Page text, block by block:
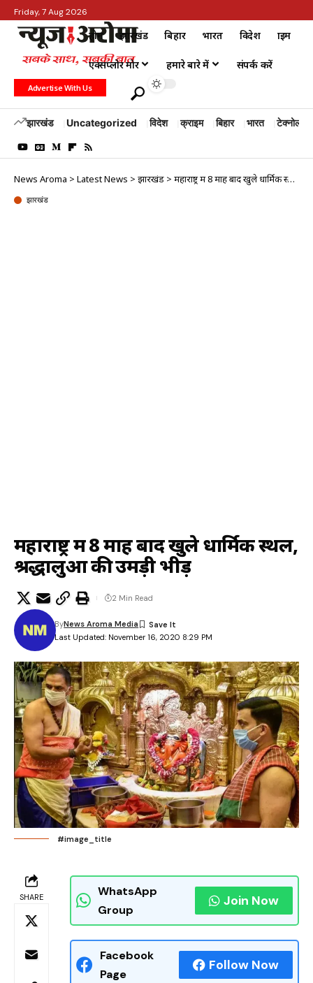
Friday, 7 Aug 2026
होम झारखंड बिहार भारत विदेश क्राइम
एक्सप्लोर मोर हमारे बारे में संपर्क करें
Advertise With Us
झारखंड Uncategorized विदेश क्राइम बिहार भारत टेक्नोलॉजी
News Aroma > Latest News > झारखंड > महाराष्ट्र में 8 माह बाद खुले धार्मिक स्थल, श्रद्धालुओं की उमड़ी भीड़
झारखंड
महाराष्ट्र में 8 माह बाद खुले धार्मिक स्थल,
श्रद्धालुओं की उमड़ी भीड़
Last Updated: November 16, 2020 8:29 PM
ByNews Aroma Media
2 Min Read
#image_title
SHARE
WhatsApp
Group
Join Now
Facebook
Page
Follow Now